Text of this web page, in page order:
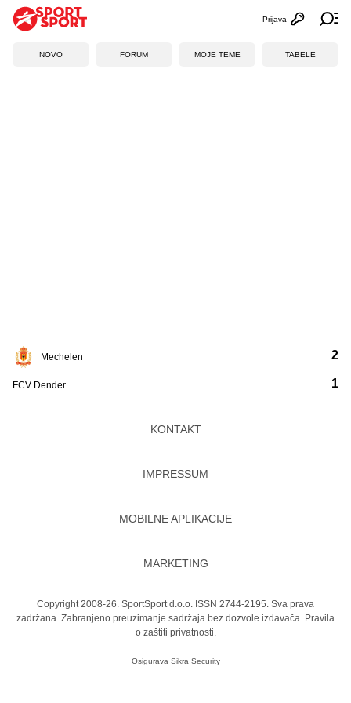
Otvori
Prijava
NOVO FORUM MOJE TEME TABELE
Mechelen
FCV Dender
2
1
KONTAKT
IMPRESSUM
MOBILNE APLIKACIJE
MARKETING
Copyright 2008-26. SportSport d.o.o. ISSN 2744-2195. Sva prava
zadržana. Zabranjeno preuzimanje sadržaja bez dozvole izdavača. Pravila
o zaštiti privatnosti.
Osigurava Sikra Security